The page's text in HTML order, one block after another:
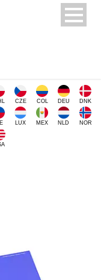
CZE COL DEU DNK
LUX MEX NLD NOR